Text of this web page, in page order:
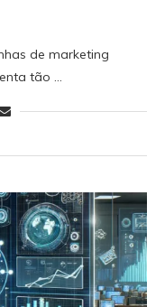
de marketing
tão …